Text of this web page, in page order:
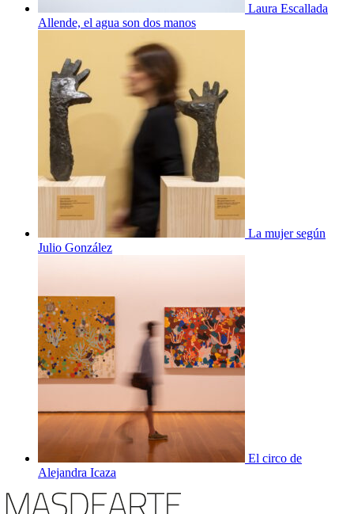
Laura Escallada
Allende, el agua son dos manos
La mujer según
Julio González
El circo de
Alejandra Icaza